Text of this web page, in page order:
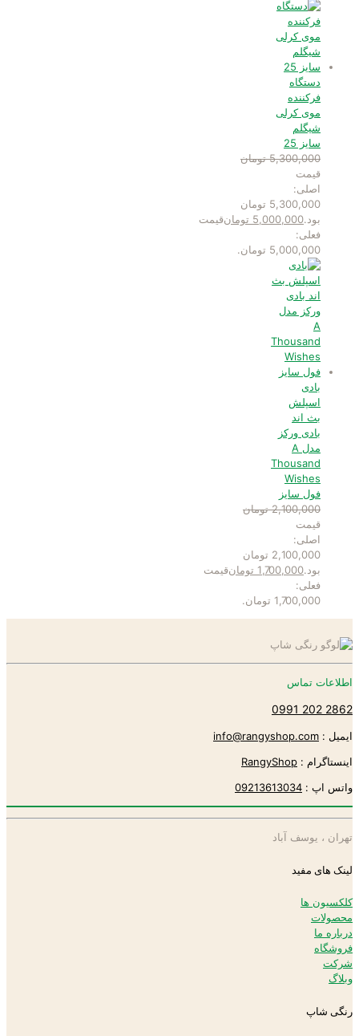
دستگاه
فرکننده
موی کرلی
شیگلم
سایز 25
5,300,000 تومان
قیمت
اصلی:
5,300,000 تومان
بود.5,000,000 تومانقیمت
فعلی:
5,000,000 تومان.
بادی
اسپلش
بث اند
بادی ورکز
مدل A
Thousand
Wishes
فول سایز
2,100,000 تومان
قیمت
اصلی:
2,100,000 تومان
بود.1,700,000 تومانقیمت
فعلی:
1,700,000 تومان.
اطلاعات تماس
2862 202 0991
ایمیل : info@rangyshop.com
اینستاگرام : RangyShop
واتس اپ : 09213613034
تهران ، یوسف آباد
لینک های مفید
کلکسیون ها
محصولات
درباره ما
فروشگاه
شرکت
وبلاگ
رنگی شاپ